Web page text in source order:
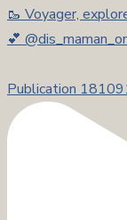
🥾 Voyager,
💕
Publication